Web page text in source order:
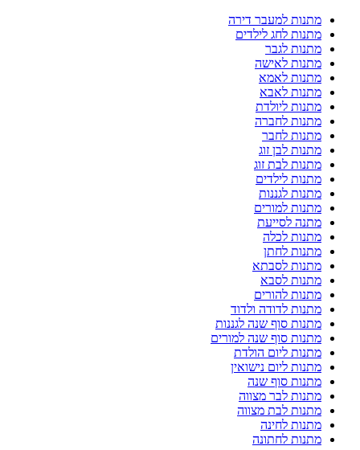
מתנות למעבר דירה
מתנות לחג לילדים
מתנות לגבר
מתנות לאישה
מתנות לאמא
מתנות לאבא
מתנות ליולדת
מתנות לחברה
מתנות לחבר
מתנות לבן זוג
מתנות לבת זוג
מתנות לילדים
מתנות לגננות
מתנות למורים
מתנה לסייעת
מתנות לכלה
מתנות לחתן
מתנות לסבתא
מתנות לסבא
מתנות להורים
מתנות לדודה ולדוד
מתנות סוף שנה לגננות
מתנות סוף שנה למורים
מתנות ליום הולדת
מתנות ליום נישואין
מתנות סוף שנה
מתנות לבר מצווה
מתנות לבת מצווה
מתנות לחינה
מתנות לחתונה